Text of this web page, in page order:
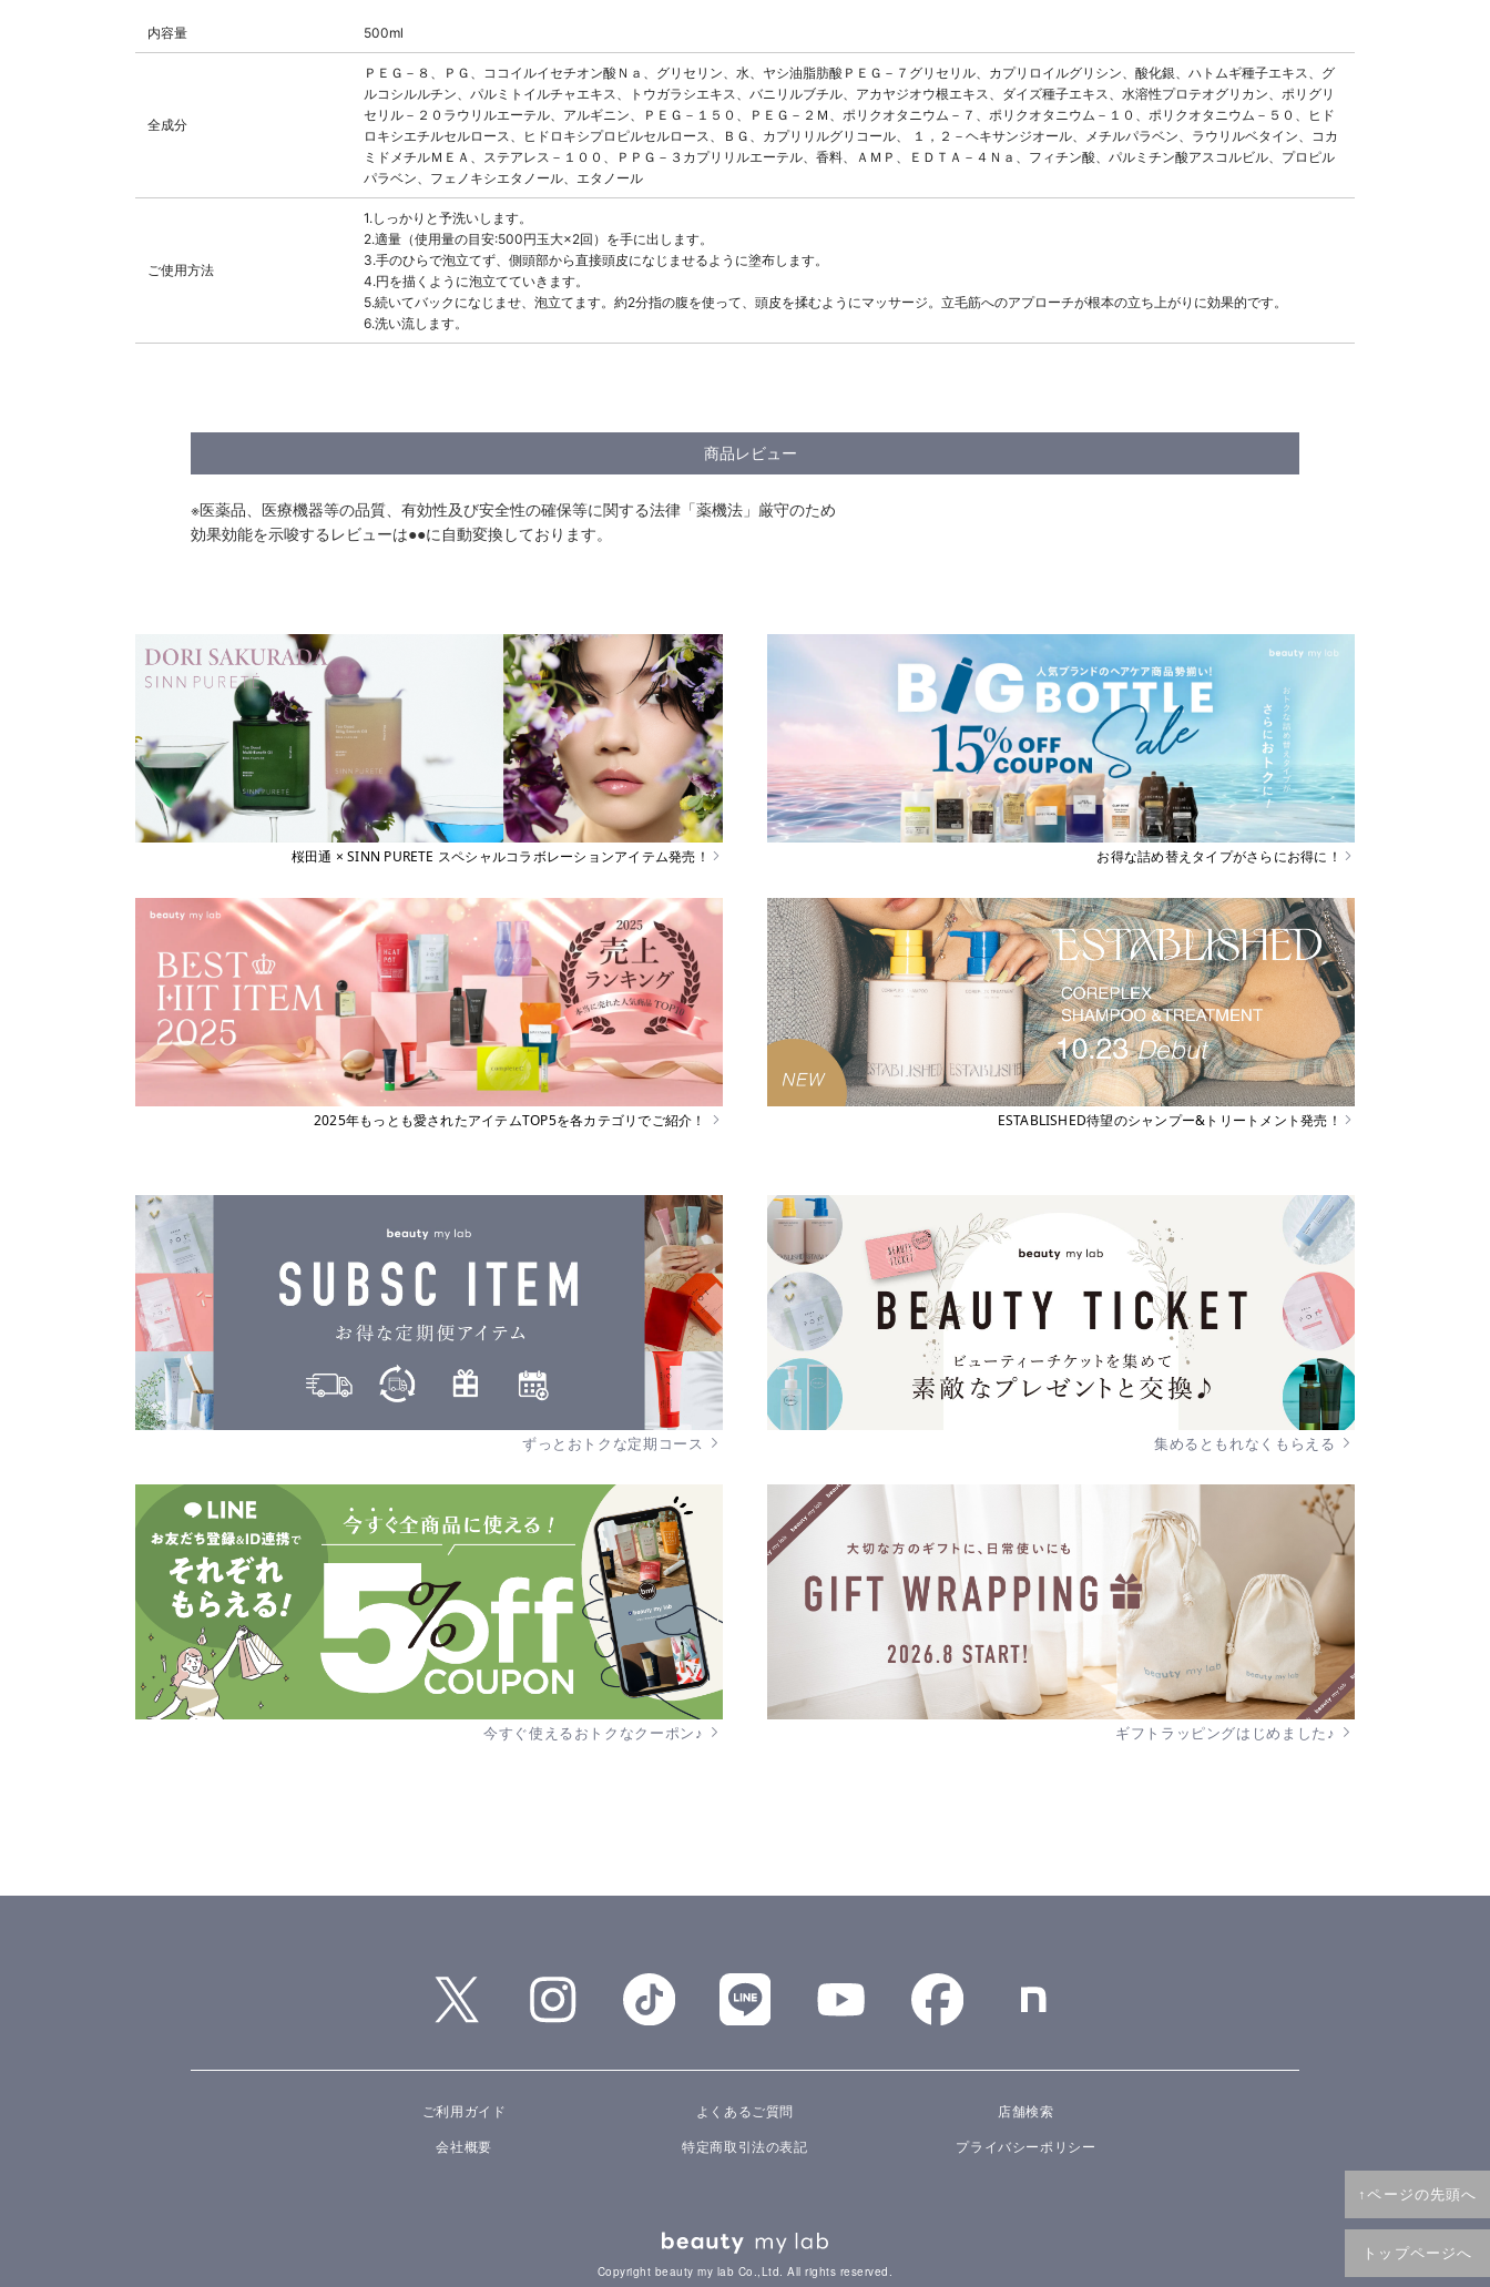
内容量 500ml
全成分
ＰＥＧ－８、ＰＧ、ココイルイセチオン酸Ｎａ、グリセリン、水、ヤシ油脂肪酸ＰＥＧ－７グリセリル、カプリロイルグリシン、酸化銀、ハトムギ種子エキス、グ
ルコシルルチン、パルミトイルチャエキス、トウガラシエキス、バニリルブチル、アカヤジオウ根エキス、ダイズ種子エキス、水溶性プロテオグリカン、ポリグリ
セリル－２０ラウリルエーテル、アルギニン、ＰＥＧ－１５０、ＰＥＧ－２Ｍ、ポリクオタニウム－７、ポリクオタニウム－１０、ポリクオタニウム－５０、ヒド
ロキシエチルセルロース、ヒドロキシプロピルセルロース、ＢＧ、カプリリルグリコール、 １，２－ヘキサンジオール、メチルパラベン、ラウリルベタイン、コカ
ミドメチルＭＥＡ、ステアレス－１００、ＰＰＧ－３カプリリルエーテル、香料、ＡＭＰ、ＥＤＴＡ－４Ｎａ、フィチン酸、パルミチン酸アスコルビル、プロピル
パラベン、フェノキシエタノール、エタノール
ご使用方法
1.しっかりと予洗いします。
2.適量（使用量の目安:500円玉大×2回）を手に出します。
3.手のひらで泡立てず、側頭部から直接頭皮になじませるように塗布します。
4.円を描くように泡立てていきます。
5.続いてバックになじませ、泡立てます。約2分指の腹を使って、頭皮を揉むようにマッサージ。立毛筋へのアプローチが根本の立ち上がりに効果的です。
6.洗い流します。
商品レビュー
※医薬品、医療機器等の品質、有効性及び安全性の確保等に関する法律「薬機法」厳守のため
効果効能を示唆するレビューは●●に自動変換しております。
↑ページの先頭へ
トップページへ
桜田通 × SINN PURETE スペシャルコラボレーションアイテム発売！ お得な詰め替えタイプがさらにお得に！
2025年もっとも愛されたアイテムTOP5を各カテゴリでご紹介！ ESTABLISHED待望のシャンプー&トリートメント発売！
ずっとおトクな定期コース 集めるともれなくもらえる
今すぐ使えるおトクなクーポン♪ ギフトラッピングはじめました♪
ご利用ガイド よくあるご質問
店舗検索
会社概要
特定商取引法の表記 プライバシーポリシー
Copyright beauty my lab Co.,Ltd. All rights reserved.